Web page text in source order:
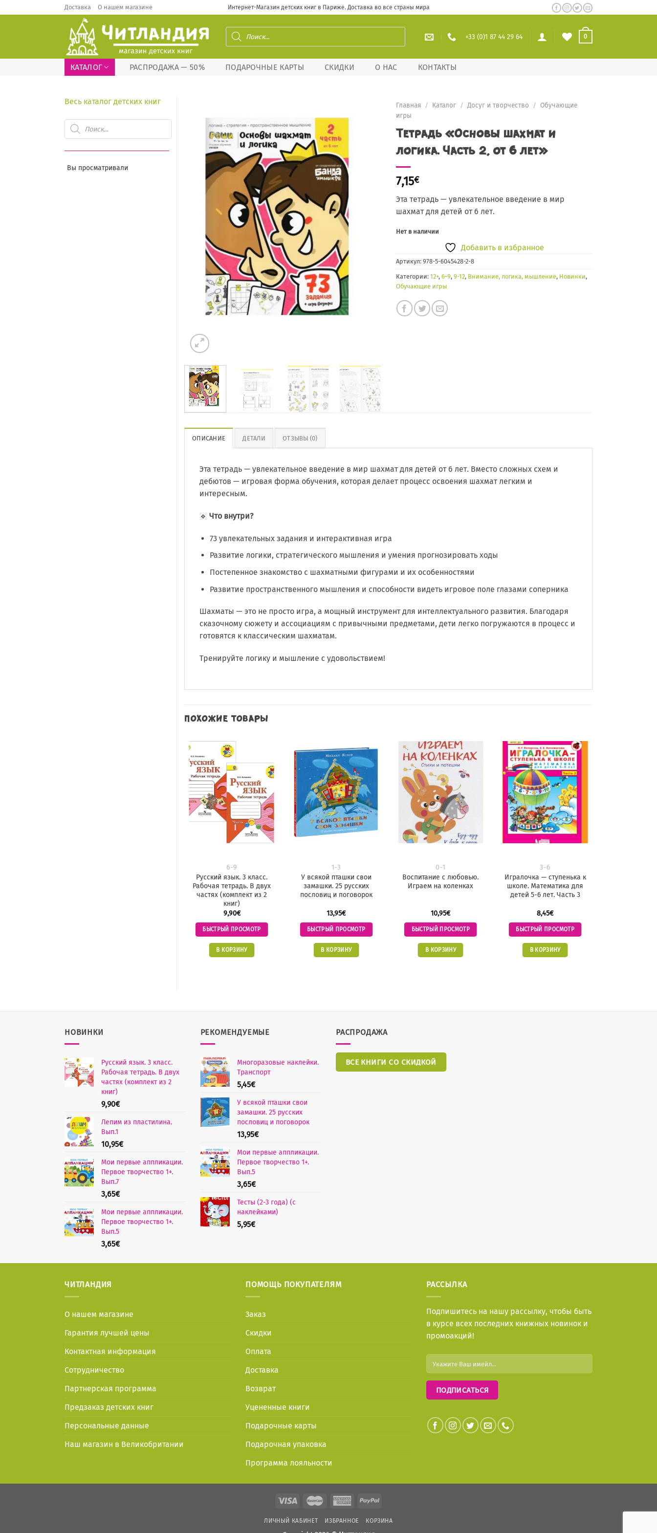
to
Доставка О нашем магазине Интернет-Магазин детских книг в Париже. Доставка во все страны мира
Поиск
товаров
+33 (0)1 87 44 29 64 0
КАТАЛОГ РАСПРОДАЖА — 50% ПОДАРОЧНЫЕ КАРТЫ СКИДКИ О НАС КОНТАКТЫ
Весь каталог детских книг
Поиск
товаров
Вы просматривали
Добавить в
избранное
Главная / Каталог / Досуг и творчество / Обучающие
игры
Тетрадь «Основы шахмат и
логика. Часть 2, от 6 лет»
7,15€
Эта тетрадь — увлекательное введение в мир
шахмат для детей от 6 лет.
Нет в наличии
Добавить в избранное
Артикул: 978-5-6045428-2-8
Категории: 12+, 6-9, 9-12, Внимание, логика, мышление, Новинки,
Обучающие игры
ОПИСАНИЕ ДЕТАЛИ ОТЗЫВЫ (0)
Эта тетрадь — увлекательное введение в мир шахмат для детей от 6 лет. Вместо сложных схем и
дебютов — игровая форма обучения, которая делает процесс освоения шахмат легким и
интересным.
🔹Что внутри?
73 увлекательных задания и интерактивная игра
Развитие логики, стратегического мышления и умения прогнозировать ходы
Постепенное знакомство с шахматными фигурами и их особенностями
Развитие пространственного мышления и способности видеть игровое поле глазами соперника
Шахматы — это не просто игра, а мощный инструмент для интеллектуального развития. Благодаря
сказочному сюжету и ассоциациям с привычными предметами, дети легко погружаются в процесс и
готовятся к классическим шахматам.
Тренируйте логику и мышление с удовольствием!
ПОХОЖИЕ ТОВАРЫ
Добавить
в
избранное
6-9
Русский язык. 3 класс.
Рабочая тетрадь. В двух
частях (комплект из 2
книг)
9,90€
БЫСТРЫЙ ПРОСМОТР
В КОРЗИНУ
Добавить
в
избранное
1-3
У всякой пташки свои
замашки. 25 русских
пословиц и поговорок
13,95€
БЫСТРЫЙ ПРОСМОТР
В КОРЗИНУ
Добавить
избранное
0-1
Воспитание с любовью.
Играем на коленках
10,95€
БЫСТРЫЙ ПРОСМОТР
В КОРЗИНУ
Добавить
в
избранное
3-6
Игралочка — ступенька к
школе. Математика для
детей 5-6 лет. Часть 3
8,45€
БЫСТРЫЙ ПРОСМОТР
В КОРЗИНУ
НОВИНКИ
Русский язык. 3 класс.
Рабочая тетрадь. В двух
частях (комплект из 2
книг)
9,90€
Лепим из пластилина.
Вып.1
10,95€
Мои первые аппликации.
Первое творчество 1+.
Вып.7
3,65€
Мои первые аппликации.
Первое творчество 1+.
Вып.5
3,65€
РЕКОМЕНДУЕМЫЕ
Многоразовые наклейки.
Транспорт
5,45€
У всякой пташки свои
замашки. 25 русских
пословиц и поговорок
13,95€
Мои первые аппликации.
Первое творчество 1+.
Вып.5
3,65€
Тесты (2-3 года) (с
наклейками)
5,95€
РАСПРОДАЖА
ВСЕ КНИГИ СО СКИДКОЙ
ЧИТЛАНДИЯ
О нашем магазине
Гарантия лучшей цены
Контактная информация
Сотрудничество
Партнерская программа
Предзаказ детских книг
Персональные данные
Наш магазин в Великобритании
ПОМОЩЬ ПОКУПАТЕЛЯМ
Заказ
Скидки
Оплата
Доставка
Возврат
Уцененные книги
Подарочные карты
Подарочная упаковка
Программа лояльности
РАССЫЛКА
Подпишитесь на нашу рассылку, чтобы быть
в курсе всех последних книжных новинок и
промоакций!
ЛИЧНЫЙ КАБИНЕТ ИЗБРАННОЕ КОРЗИНА